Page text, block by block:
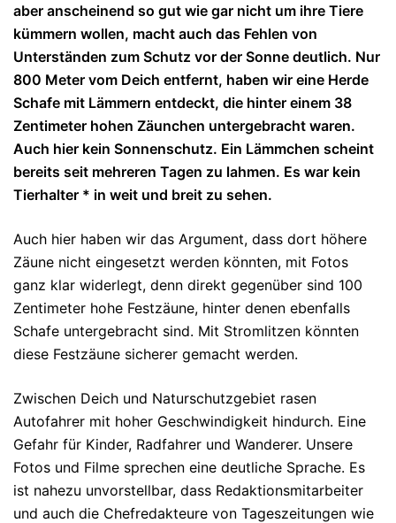
aber anscheinend so gut wie gar nicht um ihre Tiere
kümmern wollen, macht auch das Fehlen von
Unterständen zum Schutz vor der Sonne deutlich. Nur
800 Meter vom Deich entfernt, haben wir eine Herde
Schafe mit Lämmern entdeckt, die hinter einem 38
Zentimeter hohen Zäunchen untergebracht waren.
Auch hier kein Sonnenschutz. Ein Lämmchen scheint
bereits seit mehreren Tagen zu lahmen. Es war kein
Tierhalter * in weit und breit zu sehen.
Auch hier haben wir das Argument, dass dort höhere
Zäune nicht eingesetzt werden könnten, mit Fotos
ganz klar widerlegt, denn direkt gegenüber sind 100
Zentimeter hohe Festzäune, hinter denen ebenfalls
Schafe untergebracht sind. Mit Stromlitzen könnten
diese Festzäune sicherer gemacht werden.
Zwischen Deich und Naturschutzgebiet rasen
Autofahrer mit hoher Geschwindigkeit hindurch. Eine
Gefahr für Kinder, Radfahrer und Wanderer. Unsere
Fotos und Filme sprechen eine deutliche Sprache. Es
ist nahezu unvorstellbar, dass Redaktionsmitarbeiter
und auch die Chefredakteure von Tageszeitungen wie